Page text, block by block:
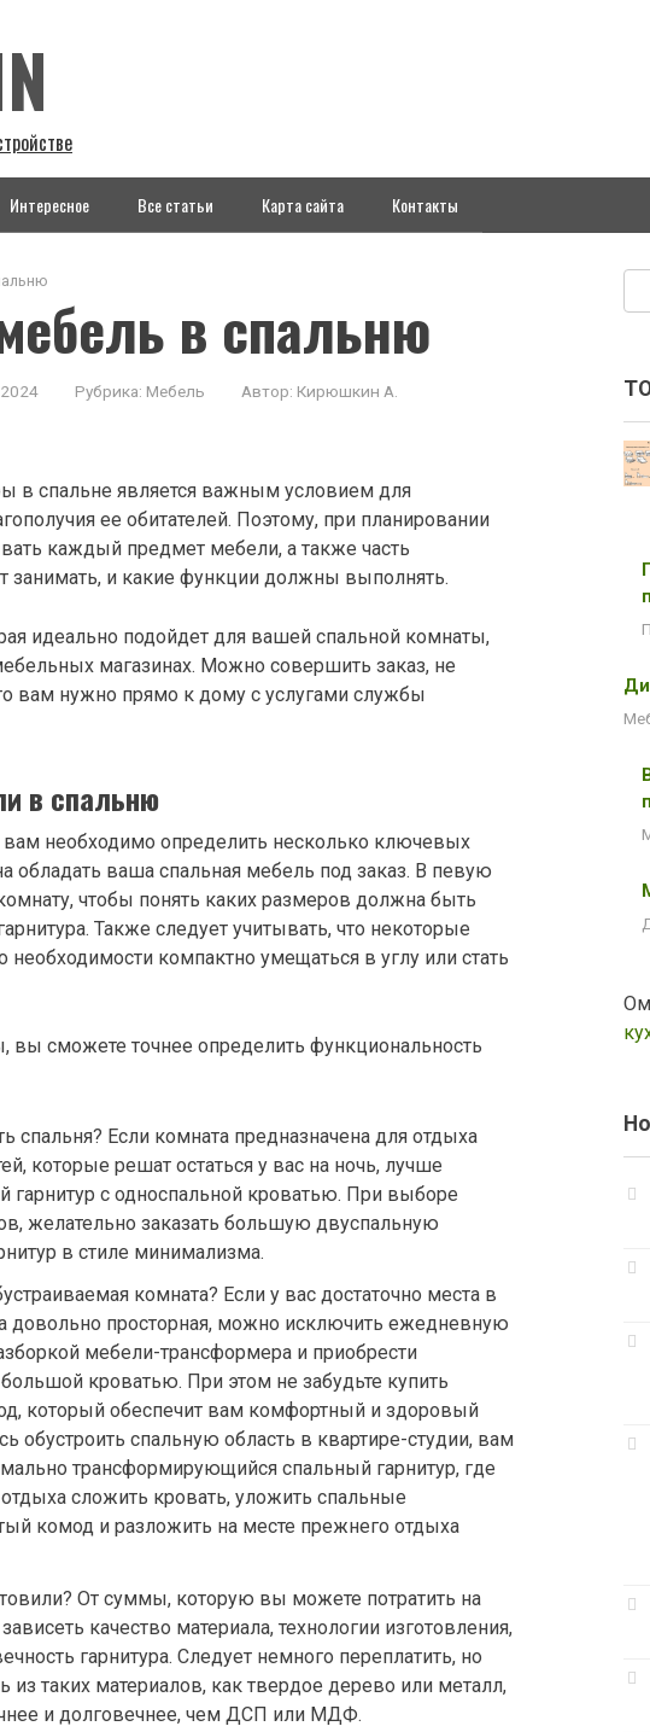
Интересное Все статьи Карта сайта Контакты
в спальню
Рубрика: Мебель Автор: Кирюшкин А.
в спальне является важным условием для
ее обитателей. Поэтому, при планировании
каждый предмет мебели, а также часть
занимать, и какие функции должны выполнять.
идеально подойдет для вашей спальной комнаты,
магазинах. Можно совершить заказ, не
вам нужно прямо к дому с услугами службы
в спальню
необходимо определить несколько ключевых
обладать ваша спальная мебель под заказ. В певую
чтобы понять каких размеров должна быть
Также следует учитывать, что некоторые
необходимости компактно умещаться в углу или стать
сможете точнее определить функциональность
спальня? Если комната предназначена для отдыха
которые решат остаться у вас на ночь, лучше
гарнитур с односпальной кроватью. При выборе
желательно заказать большую двуспальную
в стиле минимализма.
комната? Если у вас достаточно места в
довольно просторная, можно исключить ежедневную
мебели-трансформера и приобрести
кроватью. При этом не забудьте купить
который обеспечит вам комфортный и здоровый
обустроить спальную область в квартире-студии, вам
трансформирующийся спальный гарнитур, где
сложить кровать, уложить спальные
комод и разложить на месте прежнего отдыха
От суммы, которую вы можете потратить на
качество материала, технологии изготовления,
гарнитура. Следует немного переплатить, но
таких материалов, как твердое дерево или металл,
и долговечнее, чем ДСП или МДФ.